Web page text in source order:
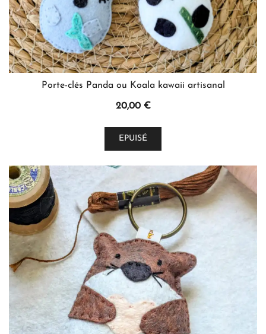
Porte-clés Panda ou Koala kawaii artisanal
20,00 €
EPUISÉ
Ce
plusieurs
variations.
Les
options
peuvent
être
choisies
sur
page
du